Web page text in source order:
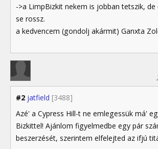
->a LimpBizkit nekem is jobban tetszik, de
se rossz.
a kedvencem (gondolj akármit) Ganxta
#2 jatfield [3488]
Azé' a Cypress Hill-t ne emlegessük má'
Bizkittel! Ajánlom figyelmedbe egy pár
beszerzését, szerintem elfelejted az ifjú